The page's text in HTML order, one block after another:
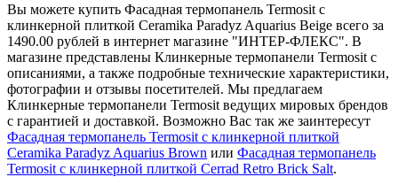
Вы можете купить Фасадная термопанель Termosit с
клинкерной плиткой Ceramika Paradyz Aquarius Beige всего за
1490.00 рублей в интернет магазине "ИНТЕР-ФЛЕКС". В
магазине представлены Клинкерные термопанели Termosit с
описаниями, а также подробные технические характеристики,
фотографии и отзывы посетителей. Мы предлагаем
Клинкерные термопанели Termosit ведущих мировых брендов
с гарантией и доставкой. Возможно Вас так же заинтересут
Фасадная термопанель Termosit с клинкерной плиткой
Ceramika Paradyz Aquarius Brown или Фасадная термопанель
Termosit с клинкерной плиткой Cerrad Retro Brick Salt.